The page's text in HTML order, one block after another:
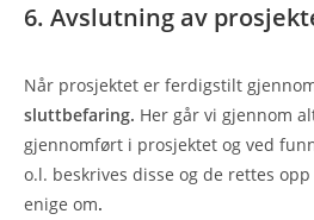
6. Avslutning av
Når prosjektet er ferdigstilt
sluttbefaring. Her går vi gjennom
gjennomført i prosjektet og ved
o.l. beskrives disse og de rettes
enige om.